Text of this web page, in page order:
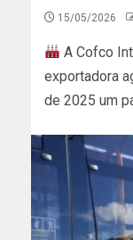
15/05/2026
A Cofco
exportadora
de 2025 um